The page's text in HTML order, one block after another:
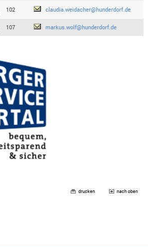
102 claudia.weidacher@hunderdorf.de
107 markus.wolf@hunderdorf.de
drucken nach oben